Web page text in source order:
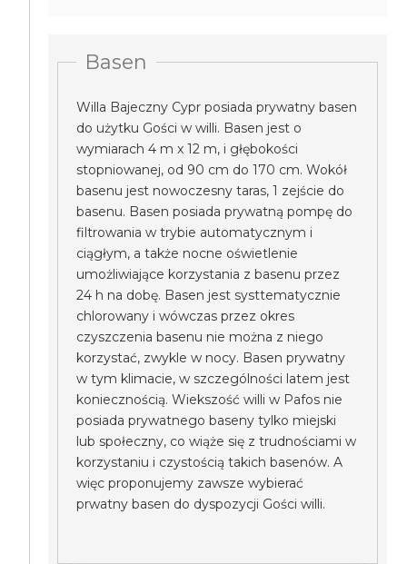
Basen
Willa Bajeczny Cypr posiada prywatny basen
do użytku Gości w willi. Basen jest o
wymiarach 4 m x 12 m, i głębokości
stopniowanej, od 90 cm do 170 cm. Wokół
basenu jest nowoczesny taras, 1 zejście do
basenu. Basen posiada prywatną pompę do
filtrowania w trybie automatycznym i
ciągłym, a także nocne oświetlenie
umożliwiające korzystania z basenu przez
24 h na dobę. Basen jest systtematycznie
chlorowany i wówczas przez okres
czyszczenia basenu nie można z niego
korzystać, zwykle w nocy. Basen prywatny
w tym klimacie, w szczególności latem jest
koniecznością. Wiekszość willi w Pafos nie
posiada prywatnego baseny tylko miejski
lub społeczny, co wiąże się z trudnościami w
korzystaniu i czystością takich basenów. A
więc proponujemy zawsze wybierać
prwatny basen do dyspozycji Gości willi.